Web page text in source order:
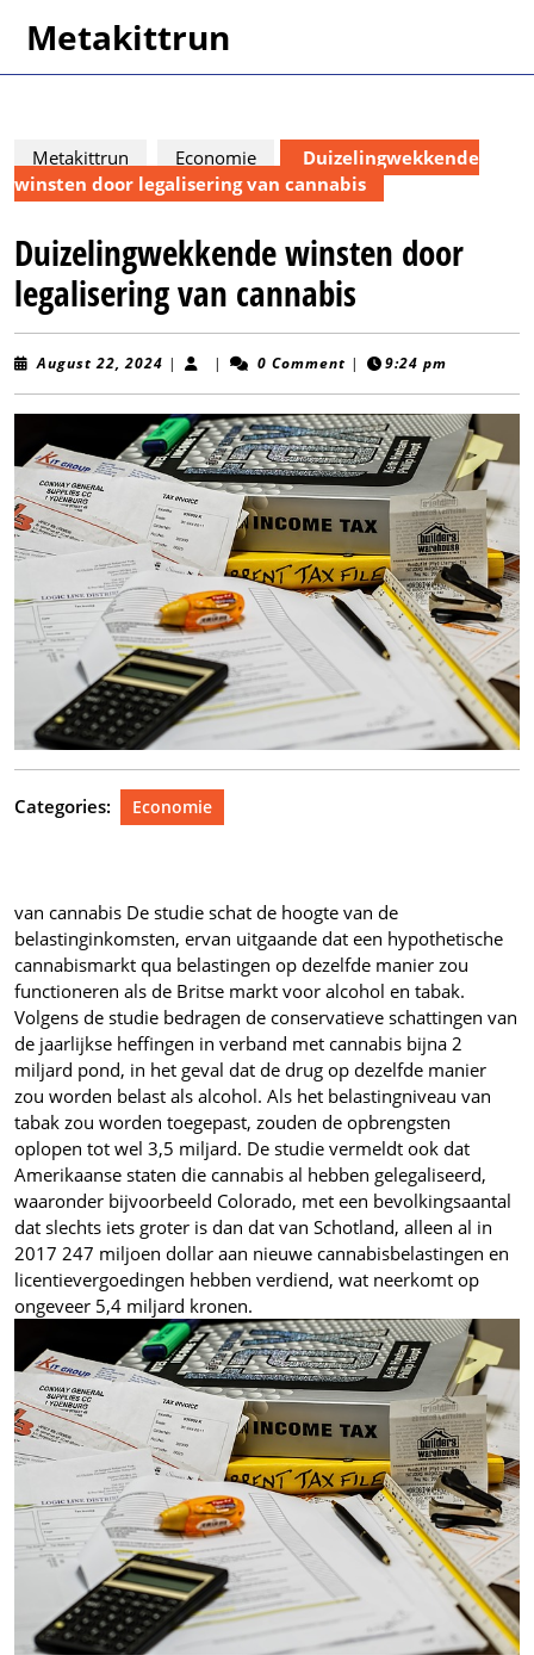
Metakittrun
Metakittrun Economie
Duizelingwekkende
winsten door legalisering van cannabis
Duizelingwekkende winsten door
legalisering van cannabis
August 22, 2024 August
| | 0 Comment | 9:24 pm
Categories: Economie
van cannabis De studie schat de hoogte van de
belastinginkomsten, ervan uitgaande dat een hypothetische
cannabismarkt qua belastingen op dezelfde manier zou
functioneren als de Britse markt voor alcohol en tabak.
Volgens de studie bedragen de conservatieve schattingen van
de jaarlijkse heffingen in verband met cannabis bijna 2
miljard pond, in het geval dat de drug op dezelfde manier
zou worden belast als alcohol. Als het belastingniveau van
tabak zou worden toegepast, zouden de opbrengsten
oplopen tot wel 3,5 miljard. De studie vermeldt ook dat
Amerikaanse staten die cannabis al hebben gelegaliseerd,
waaronder bijvoorbeeld Colorado, met een bevolkingsaantal
dat slechts iets groter is dan dat van Schotland, alleen al in
2017 247 miljoen dollar aan nieuwe cannabisbelastingen en
licentievergoedingen hebben verdiend, wat neerkomt op
ongeveer 5,4 miljard kronen.